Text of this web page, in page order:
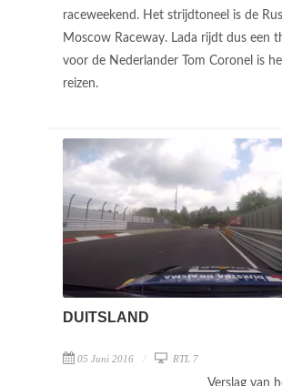
raceweekend. Het strijdtoneel is de
Moscow Raceway. Lada rijdt dus een
voor de Nederlander Tom Coronel is
reizen.
DUITSLAND
05 Juni 2016 RTL 7
Verslag van